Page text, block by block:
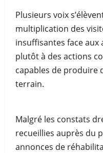
Plusieurs voix
multiplication des
insuffisantes face aux
plutôt à des actions
capables de produire
terrain.
Malgré les constats
recueillies auprès du
annonces de